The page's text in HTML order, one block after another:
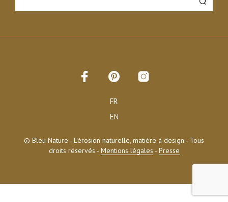
FR
EN
© Bleu Nature - L'érosion naturelle, matière à design - Tous
droits réservés - Mentions légales - Presse